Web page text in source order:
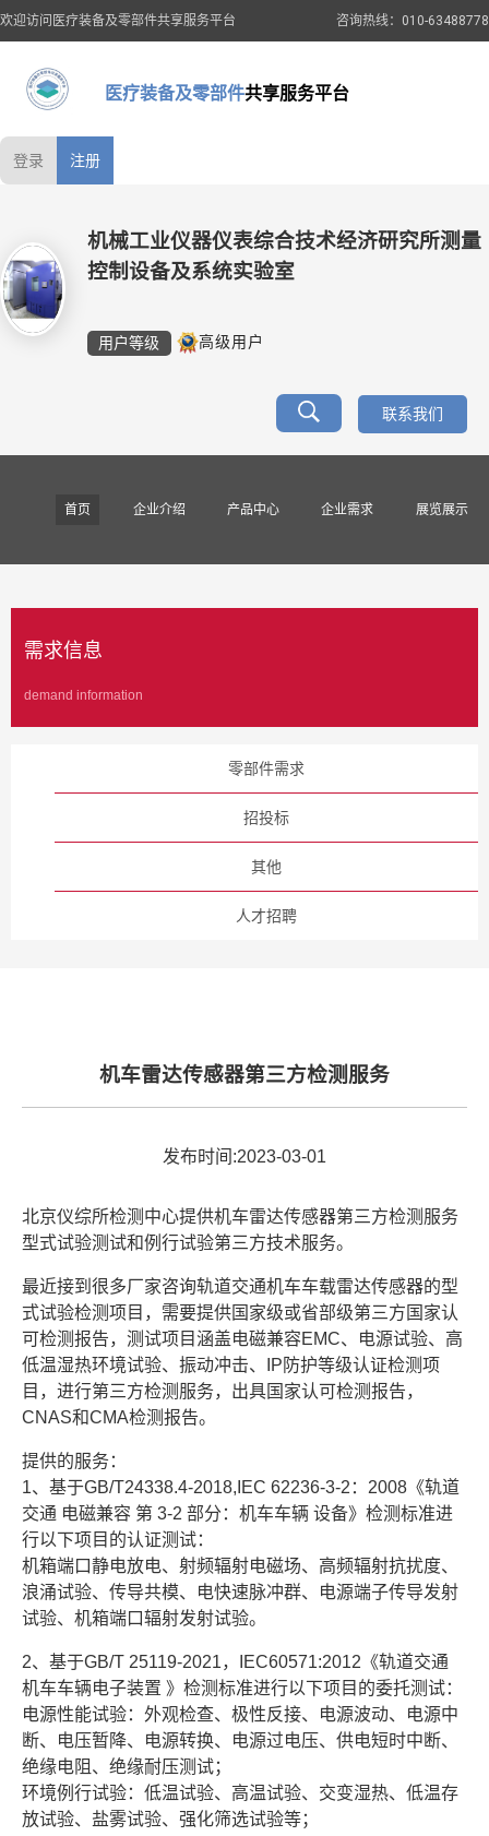
欢迎访问医疗装备及零部件共享服务平台 咨询热线：010-63488778
医疗装备及零部件共享服务平台
登录 注册
机械工业仪器仪表综合技术经济研究所测量
控制设备及系统实验室
用户等级 高级用户
联系我们
首页 企业介绍 产品中心 企业需求 展览展示
需求信息
demand information
零部件需求
招投标
其他
人才招聘
机车雷达传感器第三方检测服务
发布时间:2023-03-01
北京仪综所检测中心提供机车雷达传感器第三方检测服务
型式试验测试和例行试验第三方技术服务。
最近接到很多厂家咨询轨道交通机车车载雷达传感器的型
式试验检测项目，需要提供国家级或省部级第三方国家认
可检测报告，测试项目涵盖电磁兼容EMC、电源试验、高
低温湿热环境试验、振动冲击、IP防护等级认证检测项
目，进行第三方检测服务，出具国家认可检测报告，
CNAS和CMA检测报告。
提供的服务：
1、基于GB/T24338.4-2018,IEC 62236-3-2：2008《轨道
交通 电磁兼容 第 3-2 部分：机车车辆 设备》检测标准进
行以下项目的认证测试：
机箱端口静电放电、射频辐射电磁场、高频辐射抗扰度、
浪涌试验、传导共模、电快速脉冲群、电源端子传导发射
试验、机箱端口辐射发射试验。
2、基于GB/T 25119-2021，IEC60571:2012《轨道交通
机车车辆电子装置 》检测标准进行以下项目的委托测试：
电源性能试验：外观检查、极性反接、电源波动、电源中
断、电压暂降、电源转换、电源过电压、供电短时中断、
绝缘电阻、绝缘耐压测试；
环境例行试验：低温试验、高温试验、交变湿热、低温存
放试验、盐雾试验、强化筛选试验等；